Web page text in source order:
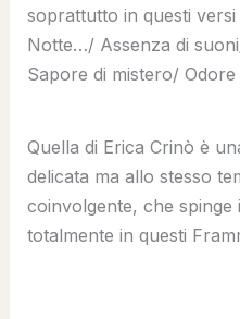
soprattutto in questi versi
Notte…/ Assenza di
Sapore di mistero/ Odore
Quella di Erica Crinò è
delicata ma allo stesso
coinvolgente, che spinge
totalmente in questi